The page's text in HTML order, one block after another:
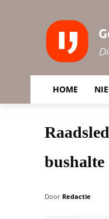
HOME
bushalte
Door Redactie